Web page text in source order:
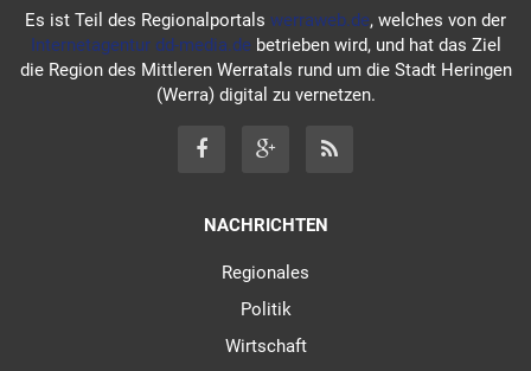
Es ist Teil des Regionalportals werraweb.de, welches von der
Internetagentur dd-media.debetrieben wird, und hat das Ziel
die Region des Mittleren Werratals rund um die Stadt Heringen
(Werra) digital zu vernetzen.
NACHRICHTEN
Regionales
Politik
Wirtschaft